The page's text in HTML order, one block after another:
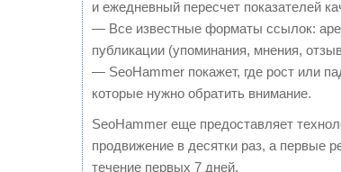
и ежедневный пересчет показателей
— Все известные форматы ссылок:
публикации (упоминания, мнения,
— SeoHammer покажет, где рост или
которые нужно обратить внимание.
SeoHammer еще предоставляет
продвижение в десятки раз, а первые
течение первых 7 дней.